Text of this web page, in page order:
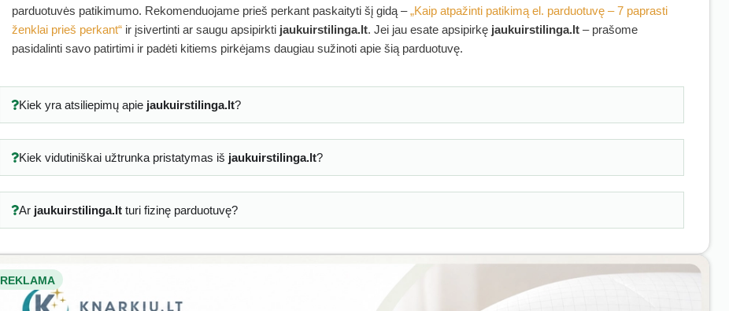
parduotuvės patikimumo. Rekomenduojame prieš perkant paskaityti šį gidą –„Kaip atpažinti patikimą el. parduotuvę – 7 paprasti
ženklai prieš perkant“ ir įsivertinti ar saugu apsipirkti jaukuirstilinga.lt. Jei jau esate apsipirkę jaukuirstilinga.lt – prašome
pasidalinti savo patirtimi ir padėti kitiems pirkėjams daugiau sužinoti apie šią parduotuvę.
Kiek yra atsiliepimų apie jaukuirstilinga.lt?
Kiek vidutiniškai užtrunka pristatymas iš jaukuirstilinga.lt?
Ar jaukuirstilinga.ltturi fizinę parduotuvę?
REKLAMA